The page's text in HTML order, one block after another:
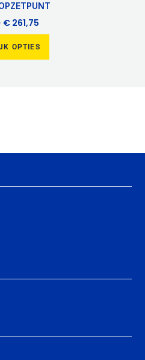
€ 261,75
OPTIES